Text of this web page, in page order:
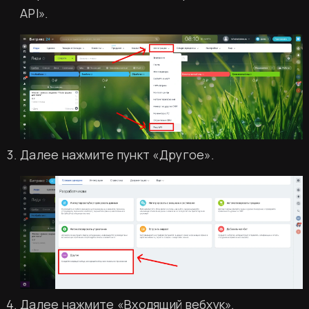
API».
Далее нажмите пункт «Другое».
Далее нажмите «Входящий вебхук».